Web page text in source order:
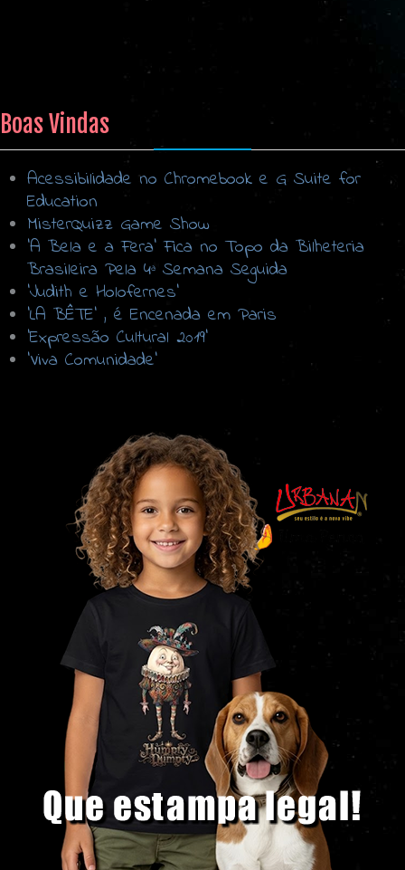
Boas Vindas
Acessibilidade no Chromebook e G Suite for
Education
MisterQuizz Game Show
'A Bela e a Fera' Fica no Topo da Bilheteria
Brasileira Pela 4ª Semana Seguida
'Judith e Holofernes'
'LA BÊTE' , é Encenada em Paris
‘Expressão Cultural 2019’
‘Viva Comunidade’